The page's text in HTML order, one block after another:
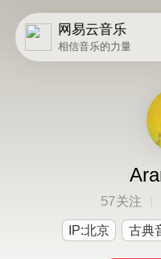
网易云音乐
相信音乐的力量
57关注
IP:北京 古典